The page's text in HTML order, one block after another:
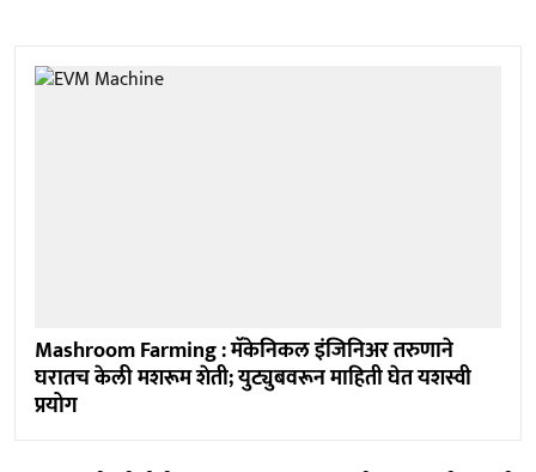
Mashroom Farming : मॅकेनिकल इंजिनिअर तरुणाने
घरातच केली मशरूम शेती; युट्युबवरून माहिती घेत यशस्वी
प्रयोग